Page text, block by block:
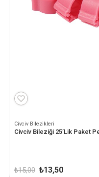
Civciv Bilezikleri
Civciv Bileziği 25’Lik Paket
₺15,00 Orijinal
₺13,50Şu